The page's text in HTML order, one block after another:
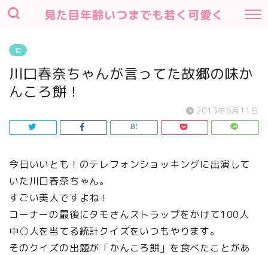
見た目年齢いつまでも若く可愛く
食
川口春奈ちゃんが言ってた故郷の味か
んころ餅！
2013年6月11日
今日いいとも！のテレフォンショッキングに出演して
いた川口春奈ちゃん。
すごい美人ですよね！
コーナーの最後にタモさんストラップをかけて100人
中○人を当てる統計クイズをいつもやります。
そのクイズの出題が「かんころ餅」を食べたことがあ